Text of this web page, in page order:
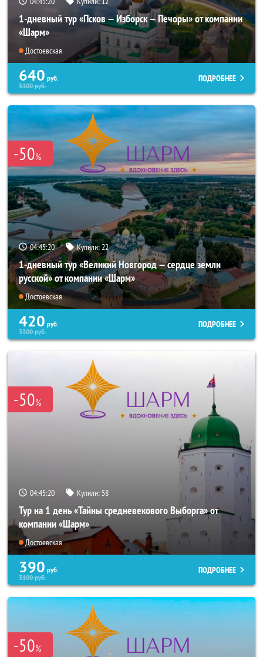
1-дневный тур «Псков — Изборск — Печоры» от компании
«Шарм»
Достоевская
640 руб.
5100руб.
ПОДРОБНЕЕ
-50%
04:45:18 Купили: 22
1-дневный тур «Великий Новгород — сердце земли
русской» от компании «Шарм»
Достоевская
420 руб.
3300руб.
ПОДРОБНЕЕ
-50%
04:45:18 Купили: 58
Тур на 1 день «Тайны средневекового Выборга» от
компании «Шарм»
Достоевская
390 руб.
3100руб.
ПОДРОБНЕЕ
-50%